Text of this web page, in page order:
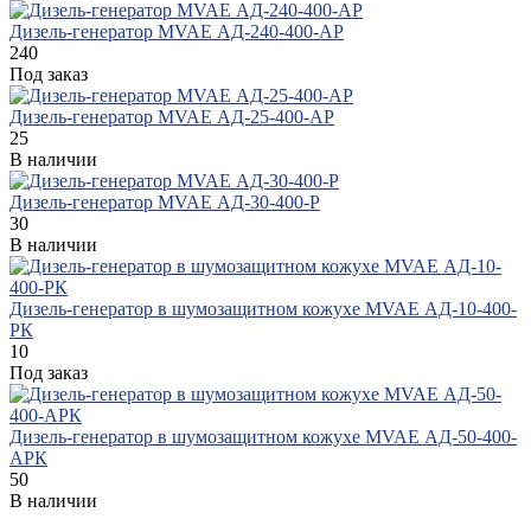
Дизель-генератор MVAE АД-240-400-АР
240
Под заказ
Дизель-генератор MVAE АД-25-400-АР
25
В наличии
Дизель-генератор MVAE АД-30-400-Р
30
В наличии
Дизель-генератор в шумозащитном кожухе MVAE АД-10-400-
РК
10
Под заказ
Дизель-генератор в шумозащитном кожухе MVAE АД-50-400-
АРК
50
В наличии